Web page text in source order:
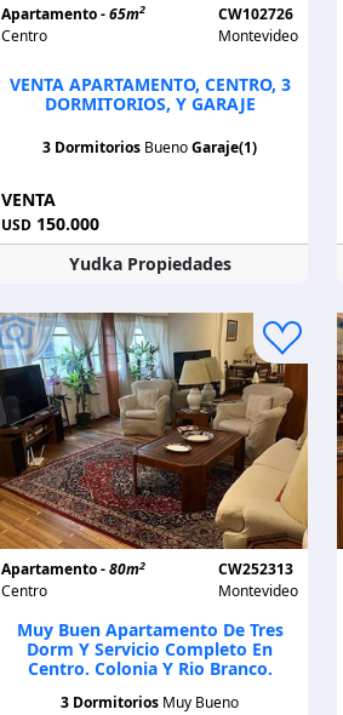
Apartamento -65m2
Centro
CW102726
Montevideo
VENTA APARTAMENTO, CENTRO, 3
DORMITORIOS, Y GARAJE
3 Dormitorios BuenoGaraje(1)
VENTA
USD 150.000
Yudka Propiedades
Apartamento -80m2
Centro
CW252313
Montevideo
Muy Buen Apartamento De Tres
Dorm Y Servicio Completo En
Centro. Colonia Y Rio Branco.
3 Dormitorios Muy Bueno